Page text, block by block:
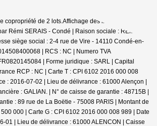
copropriété de 2 lots.Affichage des informations
Rémi SERAIS - Condé | Raison sociale : REMI
siège social : 2-4 rue de Vire - 14110 Condé-en-
| RCS : NC | Numero TVA
| Forme juridique : SARL | Capital
RCP : NC | Carte T : CPI 6102 2016 000 008
: 2016-07-02 | Lieu de délivrance : 61000 Alençon |
: GALIAN. | N° de caisse de garantie : 48715B |
: 89 rue de La Boëtie - 75008 PARIS | Montant de
000 | Carte G : CPI 6102 2016 000 008 989 | Date
01 | Lieu de délivrance : 61000 ALENCON | Caisse